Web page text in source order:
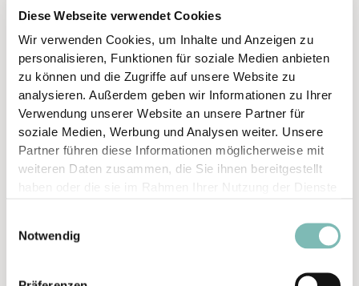
Diese Webseite verwendet Cookies
Wir verwenden Cookies, um Inhalte und Anzeigen zu
personalisieren, Funktionen für soziale Medien anbieten
zu können und die Zugriffe auf unsere Website zu
analysieren. Außerdem geben wir Informationen zu Ihrer
Verwendung unserer Website an unsere Partner für
soziale Medien, Werbung und Analysen weiter. Unsere
Partner führen diese Informationen möglicherweise mit
weiteren Daten zusammen, die Sie ihnen bereitgestellt
haben oder die sie im Rahmen Ihrer Nutzung der Dienste
Notwendig
Standard - 60 Minuten
25€* / 30€
Wochenende - 60 Minuten
27€* / 33€
* Personen unter 17 Jahre
KOMBITICKETS
pro Person
Spielplatz +Bouldern (inkl. Schuhe)+VR (20 Min)
Eltern haften für Ihre Kinder
Das Kraftwerk ist keine Kindertagesstätte
Den Anweisungen des Personals ist Folge zu leisten
Explizit
Nicht geeignet für Menschen mit Herzschrittmacher
o.ä.
Nicht geeignet für Schwangere
Nicht geeignet für Kinder unter 8 Jahren
Nicht rennen
Durch Kunden verursachte Schäden an der Technik sind